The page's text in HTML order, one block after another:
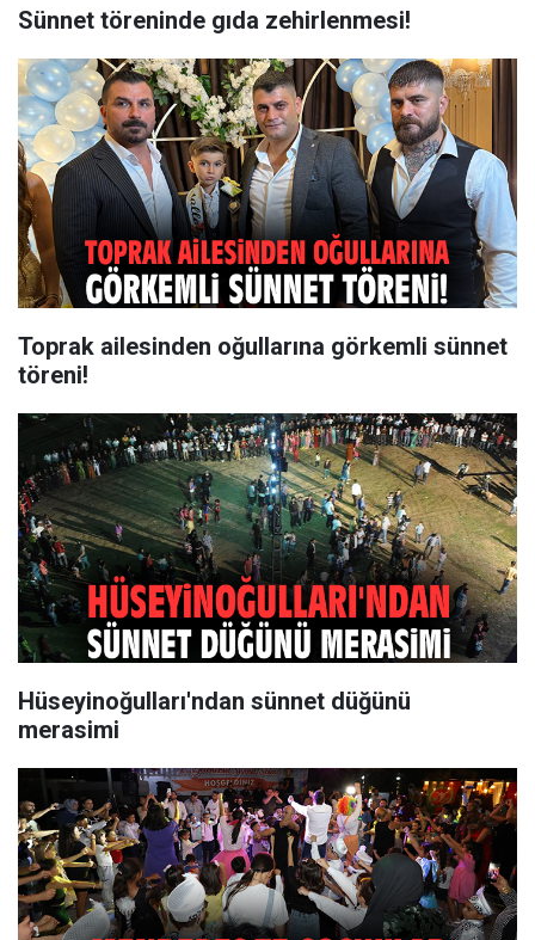
Sünnet töreninde gıda zehirlenmesi!
Toprak ailesinden oğullarına görkemli sünnet
töreni!
Hüseyinoğulları'ndan sünnet düğünü
merasimi